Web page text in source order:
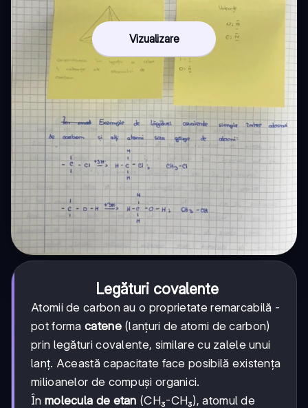
Vizualizare
Legături covalente
Atomii de carbon au o proprietate remarcabilă -
pot formacatene(lanțuri de atomi de carbon)
prin legături covalente, similare cu zalele unui
lanț. Această capacitate face posibilă existența
milioanelor de compuși organici.
În molecula de etan (CH₃-CH₃), atomul de